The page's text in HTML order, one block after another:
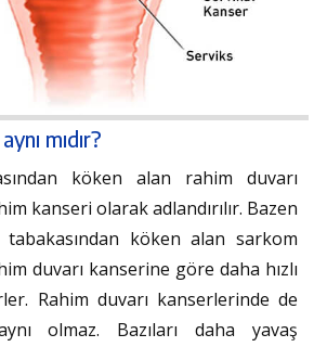
mıdır?
köken alan rahim duvarı
kanseri olarak adlandırılır. Bazen
köken alan sarkom
duvarı kanserine göre daha hızlı
Rahim duvarı kanserlerinde de
olmaz. Bazıları daha yavaş